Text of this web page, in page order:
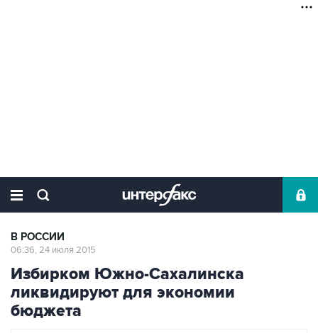
В РОССИИ
06:36, 24 июля 2015
Избирком Южно-Сахалинска
ликвидируют для экономии
бюджета